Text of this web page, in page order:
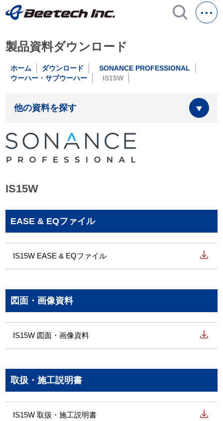
製品資料ダウンロード
ホーム ダウンロード
SONANCE PROFESSIONAL
ウーハー・サブウーハー
IS15W
他の資料を探す
IS15W
EASE & EQファイル
IS15W EASE & EQファイル
図面・画像資料
IS15W 図面・画像資料
取扱・施工説明書
IS15W 取扱・施工説明書